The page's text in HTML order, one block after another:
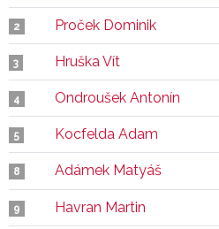
2 Proček Dominik
3 Hruška Vít
4 Ondroušek Antonín
5 Kocfelda Adam
8 Adámek Matyáš
9 Havran Martin